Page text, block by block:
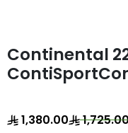
Continental
1,380.00